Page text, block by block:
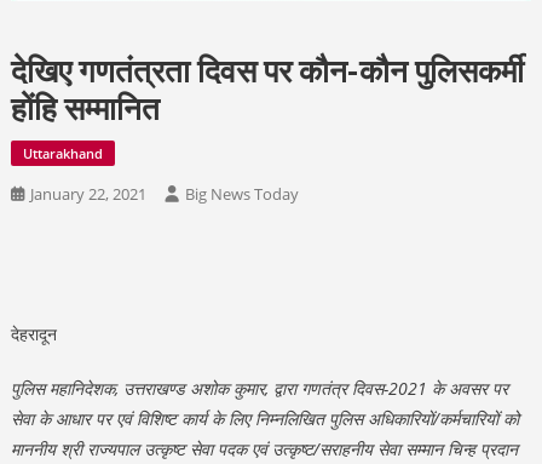
देखिए गणतंत्रता दिवस पर कौन-कौन पुलिसकर्मी
होंहि सम्मानित
Uttarakhand
January 22, 2021 Big News Today
देहरादून
पुलिस महानिदेशक, उत्तराखण्डअशोक कुमार,द्वारा गणतंत्र दिवस-2021 के अवसर पर
सेवा के आधार पर एवं विशिष्ट कार्य के लिए निम्नलिखित पुलिस अधिकारियों/कर्मचारियों को
माननीय श्री राज्यपाल उत्कृष्ट सेवा पदक एवं उत्कृष्ट/सराहनीय सेवा सम्मान चिन्ह प्रदान